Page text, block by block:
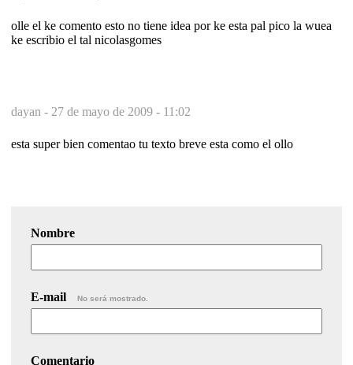
olle el ke comento esto no tiene idea por ke esta pal pico la wuea
ke escribio el tal nicolasgomes
dayan - 27 de mayo de 2009 - 11:02
esta super bien comentao tu texto breve esta como el ollo
Nombre
E-mail No será mostrado.
Comentario